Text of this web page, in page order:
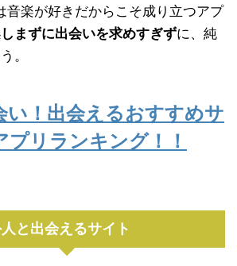
音楽が好きだからこそ成り立つアプ
まずに出会いを求めすぎずに、純
。
い！出会えるおすすめサ
プリランキング！！
と出会えるサイト